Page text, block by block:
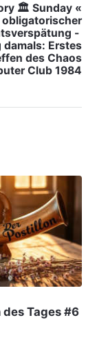
🏛 Sunday «
obligatorischer
-
damals: Erstes
des Chaos
Club 1984
Tages #6